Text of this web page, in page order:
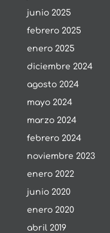
junio 2025
febrero 2025
enero 2025
diciembre 2024
agosto 2024
mayo 2024
marzo 2024
febrero 2024
noviembre 2023
enero 2022
junio 2020
enero 2020
abril 2019